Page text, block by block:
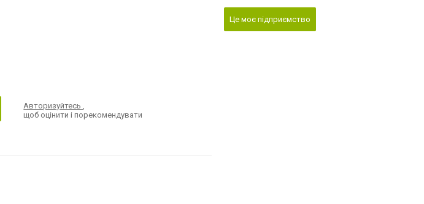
Авторизуйтесь,
щоб оцінити і порекомендувати
Це моє підприємство